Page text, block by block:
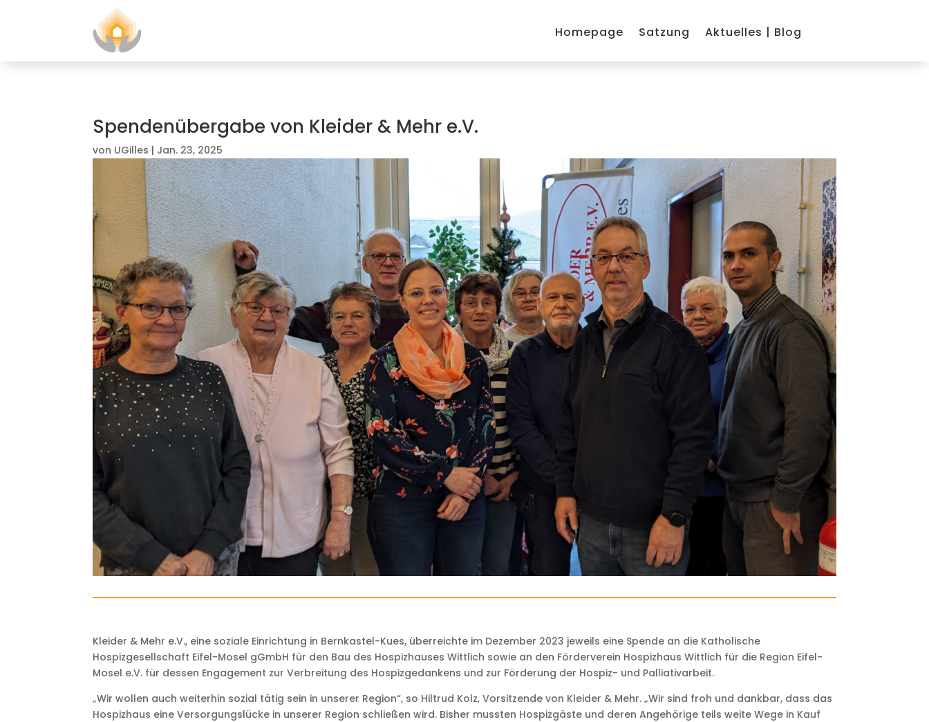
Homepage Satzung Aktuelles | Blog
Spendenübergabe von Kleider & Mehr e.V.
von UGilles | Jan. 23, 2025
Kleider & Mehr e.V., eine soziale Einrichtung in Bernkastel-Kues, überreichte im Dezember 2023 jeweils eine Spende an die Katholische
Hospizgesellschaft Eifel-Mosel gGmbH für den Bau des Hospizhauses Wittlich sowie an den Förderverein Hospizhaus Wittlich für die Region Eifel-
Mosel e.V. für dessen Engagement zur Verbreitung des Hospizgedankens und zur Förderung der Hospiz- und Palliativarbeit.
„Wir wollen auch weiterhin sozial tätig sein in unserer Region“, so Hiltrud Kolz, Vorsitzende von Kleider & Mehr. „Wir sind froh und dankbar, dass das
Hospizhaus eine Versorgungslücke in unserer Region schließen wird. Bisher mussten Hospizgäste und deren Angehörige teils weite Wege in Kauf